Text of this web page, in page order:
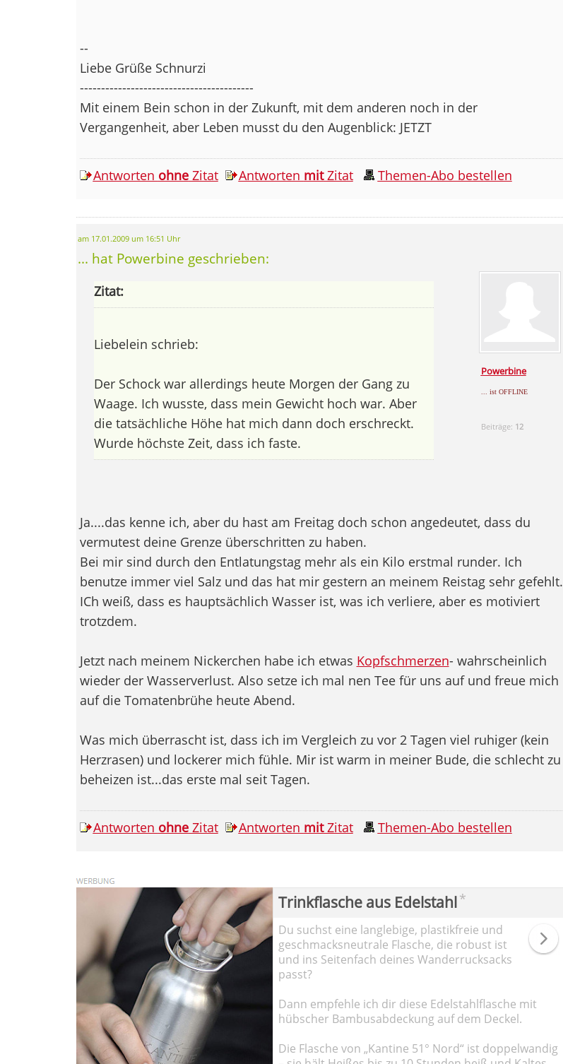
--
Liebe Grüße Schnurzi
-----------------------------------------
Mit einem Bein schon in der Zukunft, mit dem anderen noch in der
Vergangenheit, aber Leben musst du den Augenblick: JETZT
Antworten ohneZitat Antworten mitZitat Themen-Abo bestellen
am 17.01.2009 um 16:51 Uhr
... hat Powerbine geschrieben:
Powerbine
... ist OFFLINE
Beiträge: 12
Zitat:
Liebelein schrieb:
Der Schock war allerdings heute Morgen der Gang zu
Waage. Ich wusste, dass mein Gewicht hoch war. Aber
die tatsächliche Höhe hat mich dann doch erschreckt.
Wurde höchste Zeit, dass ich faste.
Ja....das kenne ich, aber du hast am Freitag doch schon angedeutet, dass du
vermutest deine Grenze überschritten zu haben.
Bei mir sind durch den Entlatungstag mehr als ein Kilo erstmal runder. Ich
benutze immer viel Salz und das hat mir gestern an meinem Reistag sehr gefehlt.
ICh weiß, dass es hauptsächlich Wasser ist, was ich verliere, aber es motiviert
trotzdem.
Jetzt nach meinem Nickerchen habe ich etwas Kopfschmerzen- wahrscheinlich
wieder der Wasserverlust. Also setze ich mal nen Tee für uns auf und freue mich
auf die Tomatenbrühe heute Abend.
Was mich überrascht ist, dass ich im Vergleich zu vor 2 Tagen viel ruhiger (kein
Herzrasen) und lockerer mich fühle. Mir ist warm in meiner Bude, die schlecht zu
beheizen ist...das erste mal seit Tagen.
Antworten ohneZitat Antworten mitZitat Themen-Abo bestellen
Trinkflasche aus Edelstahl*
Du suchst eine langlebige, plastikfreie und
geschmacksneutrale Flasche, die robust ist
und ins Seitenfach deines Wanderrucksacks
passt?
Dann empfehle ich dir diese Edelstahlflasche mit
hübscher Bambusabdeckung auf dem Deckel.
Die Flasche von „Kantine 51° Nord“ ist doppelwandig